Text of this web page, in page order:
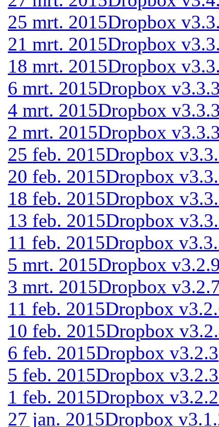
25 mrt. 2015Dropbox
21 mrt. 2015Dropbox
18 mrt. 2015Dropbox
6 mrt. 2015Dropbox
4 mrt. 2015Dropbox
2 mrt. 2015Dropbox
25 feb. 2015Dropbox
20 feb. 2015Dropbox
18 feb. 2015Dropbox
13 feb. 2015Dropbox
11 feb. 2015Dropbox
5 mrt. 2015Dropbox
3 mrt. 2015Dropbox
11 feb. 2015Dropbox
10 feb. 2015Dropbox
6 feb. 2015Dropbox v3.2.3
5 feb. 2015Dropbox
1 feb. 2015Dropbox
27 jan. 2015Dropbox